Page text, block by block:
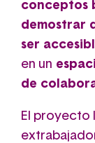
conceptos
demostrar
ser
en un
de
El proyecto